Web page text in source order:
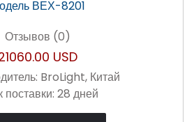
Отзывов (0)
USD
BroLight, Китай
поставки: 28 дней